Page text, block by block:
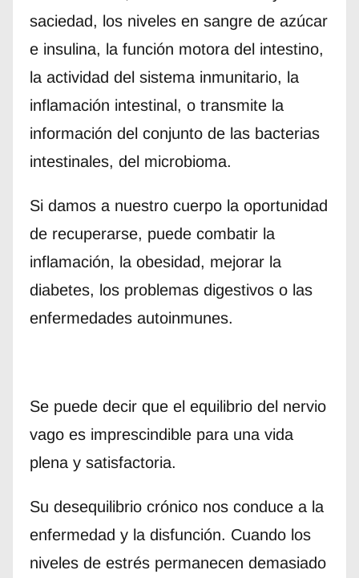
saciedad, los niveles en sangre de azúcar
e insulina, la función motora del intestino,
la actividad del sistema inmunitario, la
inflamación intestinal, o transmite la
información del conjunto de las bacterias
intestinales, del microbioma.
Si damos a nuestro cuerpo la oportunidad
de recuperarse, puede combatir la
inflamación, la obesidad, mejorar la
diabetes, los problemas digestivos o las
enfermedades autoinmunes.
Se puede decir que el equilibrio del nervio
vago es imprescindible para una vida
plena y satisfactoria.
Su desequilibrio crónico nos conduce a la
enfermedad y la disfunción. Cuando los
niveles de estrés permanecen demasiado